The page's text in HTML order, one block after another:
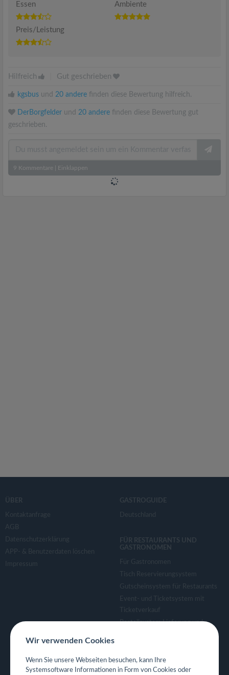
Essen Ambiente
Preis/Leistung
Hilfreich Gut geschrieben
kgsbus und 20 andere finden diese Bewertung hilfreich.
DerBorgfelder und 20 andere finden diese Bewertung gut
geschrieben.
9 Kommentare Einklappen
ÜBER
Kontaktanfrage
AGB
Datenschutzerklärung
APP- & Benutzerdaten löschen
Impressum
GASTROGUIDE
Deutschland
FÜR RESTAURANTS UND
GASTRONOMEN
Für Gastronomen
Tisch Reservierungsystem
Gutscheinsystem für Restaurants
Event- und Ticketsystem mit
Ticketverkauf
Bestellsystem Lieferung und
Eigene App für Restaurant
Wir verwenden Cookies
Wenn Sie unsere Webseiten besuchen, kann Ihre
Systemsoftware Informationen in Form von Cookies oder